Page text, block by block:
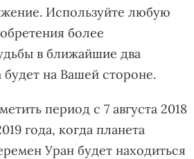
Используйте любую
более
в ближайшие два
на Вашей стороне.
период с 7 августа 2018
года, когда планета
Уран будет находиться